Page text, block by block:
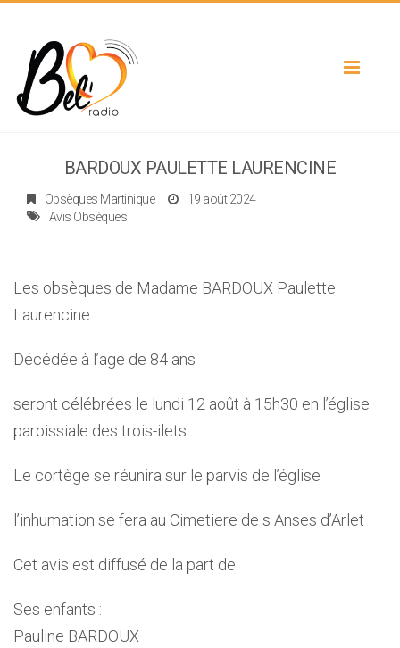
Toggle
BARDOUX PAULETTE LAURENCINE
Obsèques Martinique
19 août 2024
Avis Obsèques
Les obsèques de Madame BARDOUX Paulette
Laurencine
Décédée à l’age de 84 ans
seront célébrées le lundi 12 août à 15h30 en l’église
paroissiale des trois-ilets
Le cortège se réunira sur le parvis de l’église
l’inhumation se fera au Cimetiere de s Anses d’Arlet
Cet avis est diffusé de la part de:
Ses enfants :
Pauline BARDOUX